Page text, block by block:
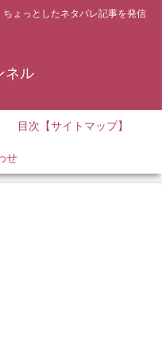
ょっとしたネタバレ記事を発信
ネル
目次【サイトマップ】
せ